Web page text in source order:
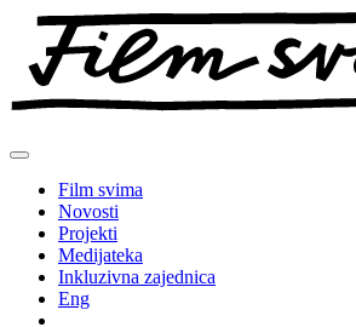
Preskoči
sadržaj
Film svima
Novosti
Projekti
Medijateka
Inkluzivna zajednica
Eng